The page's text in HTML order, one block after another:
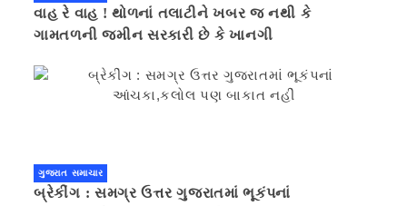
વાહ રે વાહ ! થોળનાં તલાટીને ખબર જ નથી કે
ગામતળની જમીન સરકારી છે કે ખાનગી
ગુજરાત સમાચાર
બ્રેકીંગ : સમગ્ર ઉત્તર ગુજરાતમાં ભૂકંપનાં